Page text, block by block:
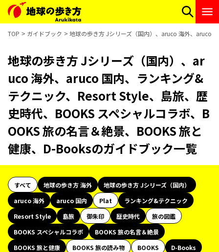
TOP ガイドブック 地球の歩き方 Jシリーズ（国内）、aruco 海外、aruco
地球の歩き方 Jシリーズ（国内）、ar
uco 海外、aruco 国内、ランキング&
テクニック、Resort Style、島旅、歴
史時代、BOOKS スペシャルコラボ、B
OOKS 旅の名言＆絶景、BOOKS 旅と
健康、D-Booksのガイドブック一覧
すべて 地球の歩き方 海外
地球の歩き方 Jシリーズ（国内）
aruco 海外
aruco 国内 Plat
ランキング&テクニック
Resort Style
島旅 御朱印 歴史時代
旅の図鑑
BOOKS スペシャルコラボ
BOOKS 旅の名言＆絶景
BOOKS 旅と健康
BOOKS 旅の読み物 BOOKS
D-Books